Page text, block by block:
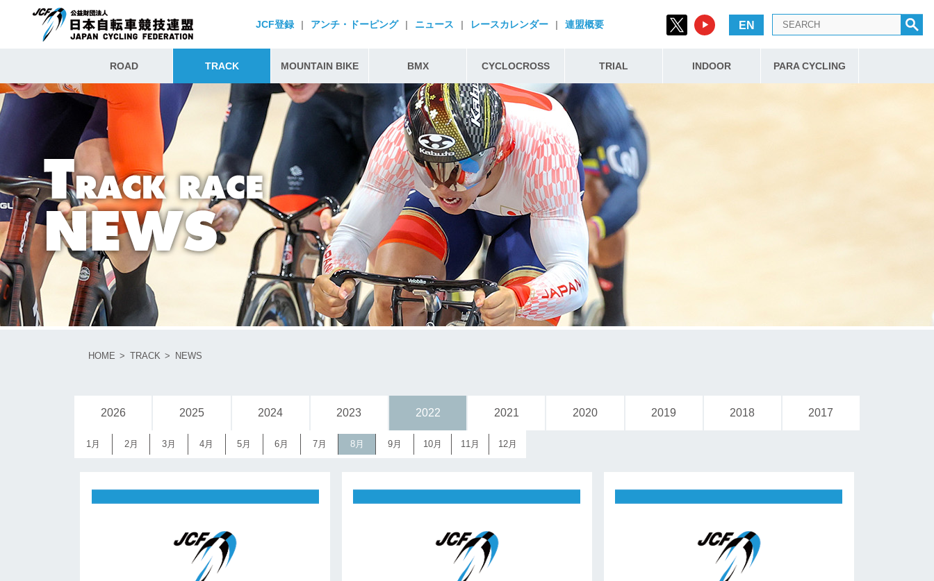
JCF登録 | アンチ・ドーピング | ニュース | レースカレンダー | 連盟概要 EN
ROAD TRACK MOUNTAIN BIKE BMX CYCLOCROSS TRIAL INDOOR PARA CYCLING
HOME TRACK NEWS
2026 2025 2024 2023 2022 2021 2020 2019 2018 2017
1月 2月 3月 4月 5月 6月 7月 8月 9月 10月 11月 12月